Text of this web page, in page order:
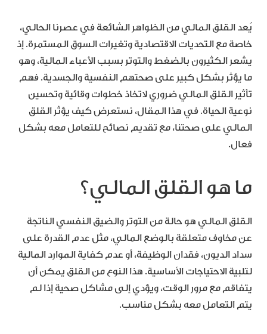
يُعد القلق المالي من الظواهر الشائعة في عصرنا الحالي،
خاصة مع التحديات الاقتصادية وتغيرات السوق المستمرة. إذ
يشعر الكثيرون بالضغط والتوتر بسبب الأعباء المالية، وهو
ما يؤثر بشكل كبير على صحتهم النفسية والجسدية. فهم
تأثير القلق المالي ضروري لاتخاذ خطوات وقائية وتحسين
نوعية الحياة. في هذا المقال، نستعرض كيف يؤثر القلق
المالي على صحتنا، مع تقديم نصائح للتعامل معه بشكل
فعال.
ما هو القلق المالي؟
القلق المالي هو حالة من التوتر والضيق النفسي الناتجة
عن مخاوف متعلقة بالوضع المالي، مثل عدم القدرة على
سداد الديون، فقدان الوظيفة، أو عدم كفاية الموارد المالية
لتلبية الاحتياجات الأساسية. هذا النوع من القلق يمكن أن
يتفاقم مع مرور الوقت، ويؤدي إلى مشاكل صحية إذا لم
يتم التعامل معه بشكل مناسب.